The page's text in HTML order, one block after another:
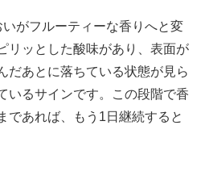
がフルーティーな香りへと変
リッとした酸味があり、表面が
だあとに落ちている状態が見ら
いるサインです。この段階で香
であれば、もう1日継続すると